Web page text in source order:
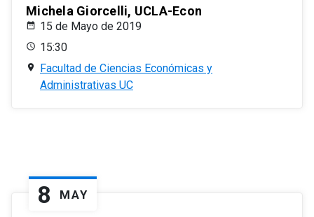
Michela Giorcelli, UCLA-Econ
15 de Mayo de 2019
15:30
Facultad de Ciencias Económicas y
Administrativas UC
8 MAY